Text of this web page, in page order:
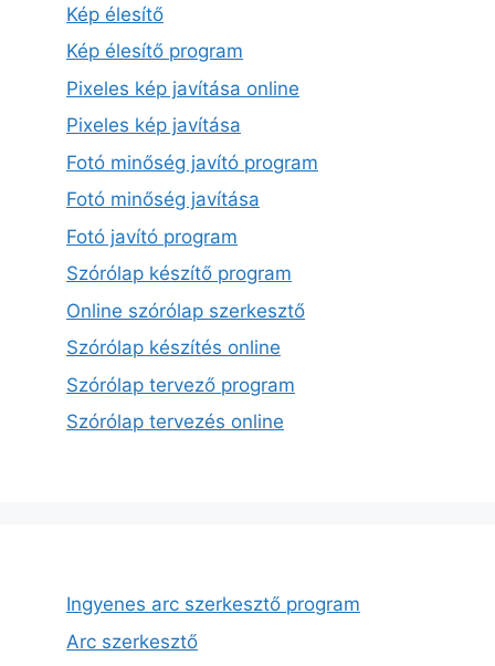
Kép élesítő
Kép élesítő program
Pixeles kép javítása online
Pixeles kép javítása
Fotó minőség javító program
Fotó minőség javítása
Fotó javító program
Szórólap készítő program
Online szórólap szerkesztő
Szórólap készítés online
Szórólap tervező program
Szórólap tervezés online
Ingyenes arc szerkesztő program
Arc szerkesztő